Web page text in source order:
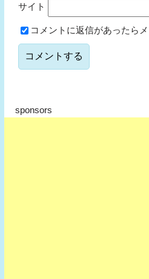
サイト
コメントに返信があったらメ
sponsors